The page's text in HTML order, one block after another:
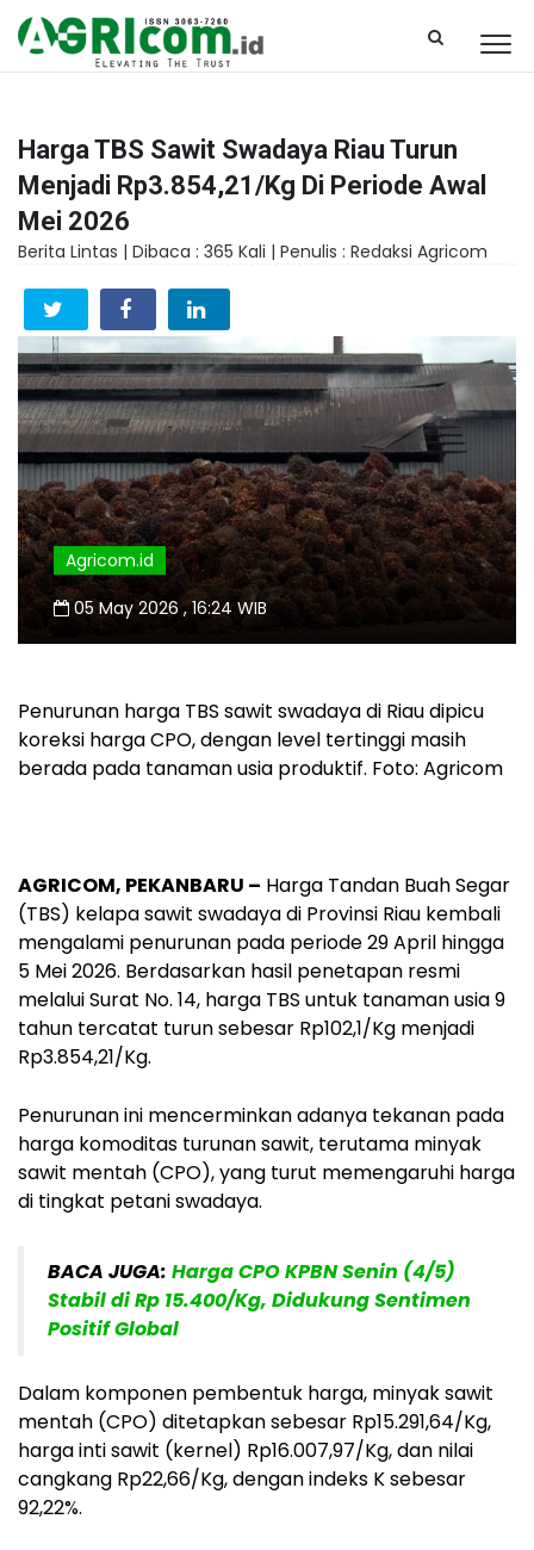
Harga TBS Sawit Swadaya Riau Turun
Menjadi Rp3.854,21/Kg Di Periode Awal
Mei 2026
Berita Lintas | Dibaca : 365 Kali | Penulis : Redaksi Agricom
Agricom.id
05 May 2026 , 16:24 WIB
Penurunan harga TBS sawit swadaya di Riau dipicu
koreksi harga CPO, dengan level tertinggi masih
berada pada tanaman usia produktif. Foto: Agricom
AGRICOM, PEKANBARU – Harga Tandan Buah Segar
(TBS) kelapa sawit swadaya di Provinsi Riau kembali
mengalami penurunan pada periode 29 April hingga
5 Mei 2026. Berdasarkan hasil penetapan resmi
melalui Surat No. 14, harga TBS untuk tanaman usia 9
tahun tercatat turun sebesar Rp102,1/Kg menjadi
Rp3.854,21/Kg.
Penurunan ini mencerminkan adanya tekanan pada
harga komoditas turunan sawit, terutama minyak
sawit mentah (CPO), yang turut memengaruhi harga
di tingkat petani swadaya.
BACA JUGA: Harga CPO KPBN Senin (4/5)
Stabil di Rp 15.400/Kg, Didukung Sentimen
Positif Global
Dalam komponen pembentuk harga, minyak sawit
mentah (CPO) ditetapkan sebesar Rp15.291,64/Kg,
harga inti sawit (kernel) Rp16.007,97/Kg, dan nilai
cangkang Rp22,66/Kg, dengan indeks K sebesar
92,22%.